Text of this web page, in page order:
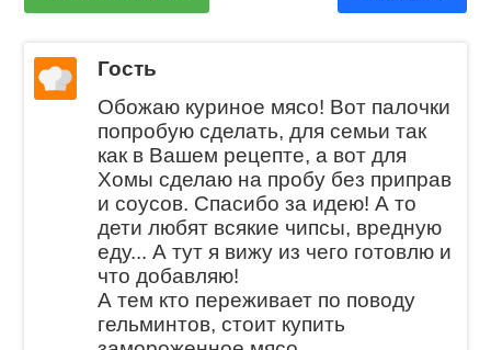
Гость
Обожаю куриное мясо! Вот палочки
попробую сделать, для семьи так
как в Вашем рецепте, а вот для
Хомы сделаю на пробу без приправ
и соусов. Спасибо за идею! А то
дети любят всякие чипсы, вредную
еду... А тут я вижу из чего готовлю и
что добавляю!
А тем кто переживает по поводу
гельминтов, стоит купить